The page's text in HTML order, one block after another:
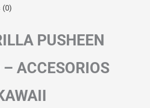
(0)
PUSHEEN
ACCESORIOS